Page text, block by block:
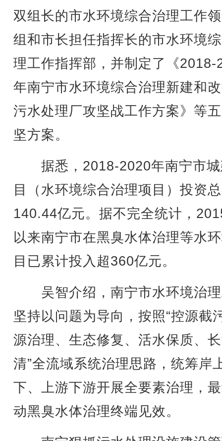
双组长的市水环境综合治理工作
组和市长担任指挥长的市水环境
理工作指挥部，并制定了《2018-
年南宁市水环境综合治理新建和
污水处理厂攻坚战工作方案》等
坚方案。
据悉，2018-2020年南宁市城
目（水环境综合治理项目）投资
140.44亿元。据不完全统计，
以来南宁市在黑臭水体治理等水
目已累计投入超360亿元。
吴智介绍，南宁市水环境治
坚持以问题为导向，按照“控源截
源治理、生态修复、活水保质、
清”全流域系统治理思路，统筹岸
下、上游下游开展全要素治理，
动黑臭水体治理终端见效。